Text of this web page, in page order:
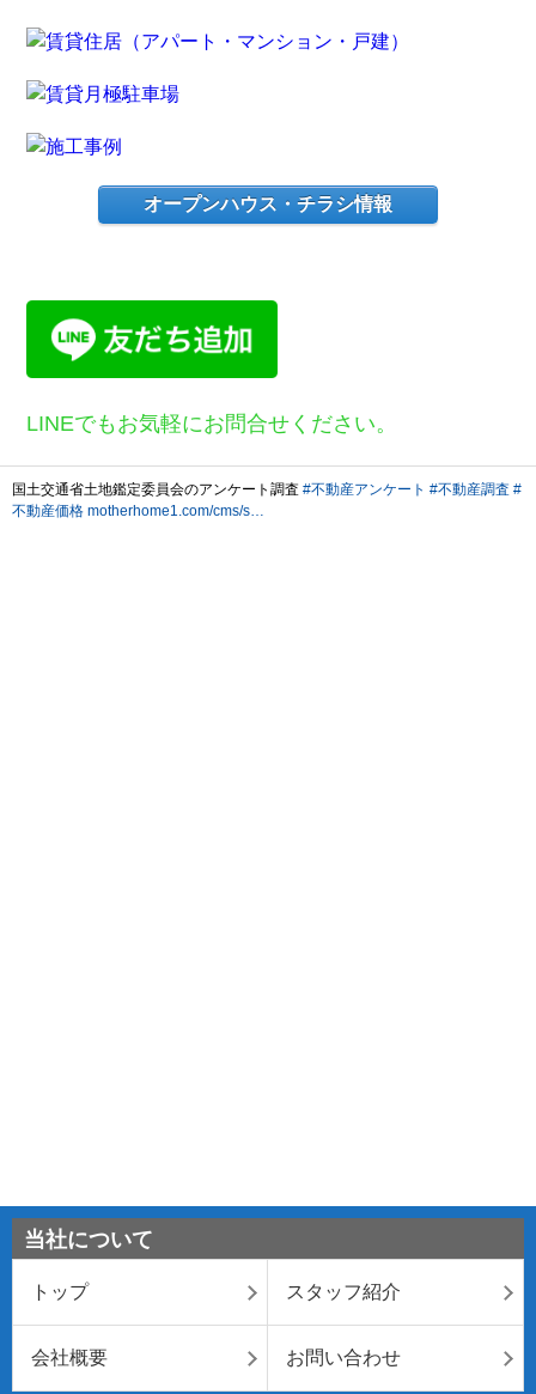
オープンハウス・チラシ情報
LINEでもお気軽にお問合せください。
当社について
トップ スタッフ紹介
会社概要 お問い合わせ